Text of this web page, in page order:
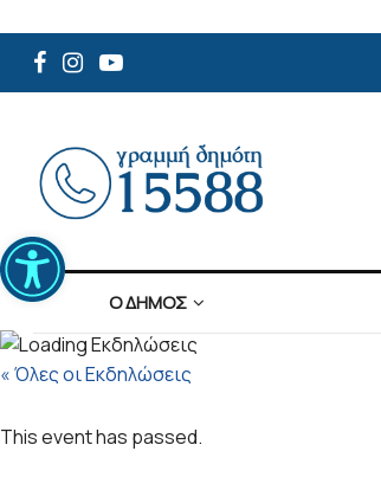
Ανοίξτε τη γραμμή εργαλείων
Ο ΔΗΜΟΣ
« Όλες οι Εκδηλώσεις
This event has passed.